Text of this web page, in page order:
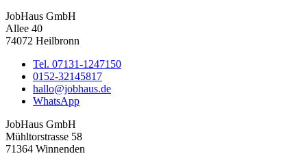
JobHaus GmbH
Allee 40
74072 Heilbronn
Tel. 07131-1247150
0152-32145817
hallo@jobhaus.de
WhatsApp
JobHaus GmbH
Mühltorstrasse 58
71364 Winnenden